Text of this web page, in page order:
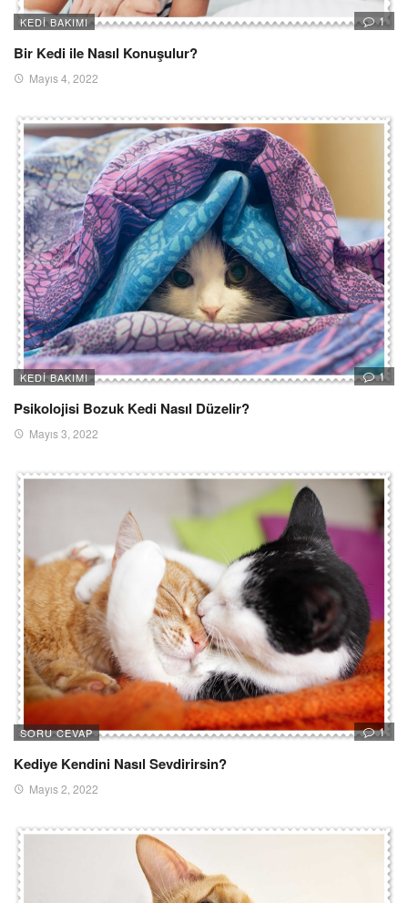
KEDI BAKIMI 1
Bir Kedi ile Nasıl Konuşulur?
Mayıs 4, 2022
KEDI BAKIMI 1
Psikolojisi Bozuk Kedi Nasıl Düzelir?
Mayıs 3, 2022
SORU CEVAP 1
Kediye Kendini Nasıl Sevdirirsin?
Mayıs 2, 2022